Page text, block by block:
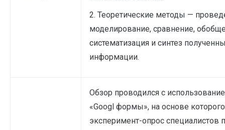
2. Теоретические методы —
моделирование, сравнение,
систематизация и синтез
информации.
Обзор проводился с
«Googl формы», на основе
эксперимент-опрос специалистов